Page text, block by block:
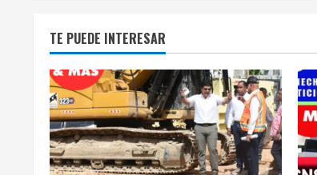
TE PUEDE INTERESAR